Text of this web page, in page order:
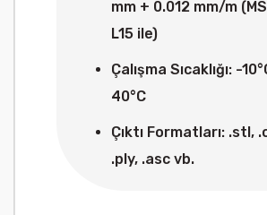
mm + 0.012 mm/m
L15 ile)
Çalışma Sıcaklığı: -
40°C
Çıktı Formatları: .stl,
.ply, .asc vb.